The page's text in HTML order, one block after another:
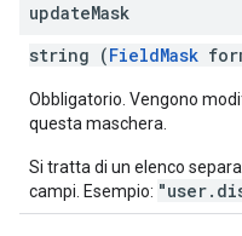
updateMask
string (FieldMask
Obbligatorio. Vengono
questa maschera.
Si tratta di un elenco
campi. Esempio: